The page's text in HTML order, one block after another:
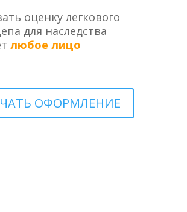
оценку легкового
для наследства
любое лицо
ОФОРМЛЕНИЕ